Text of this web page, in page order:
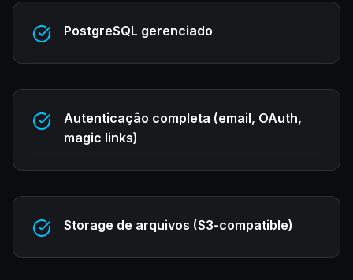
PostgreSQL gerenciado
Autenticação completa (email, OAuth,
magic links)
Storage de arquivos (S3-compatible)